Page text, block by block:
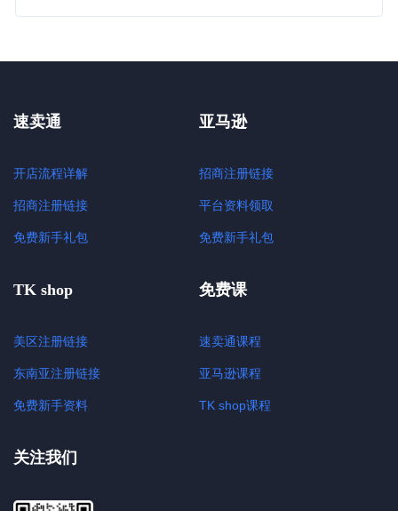
速卖通
开店流程详解
招商注册链接
免费新手礼包
亚马逊
招商注册链接
平台资料领取
免费新手礼包
TK shop
美区注册链接
东南亚注册链接
免费新手资料
免费课
速卖通课程
亚马逊课程
TK shop课程
关注我们